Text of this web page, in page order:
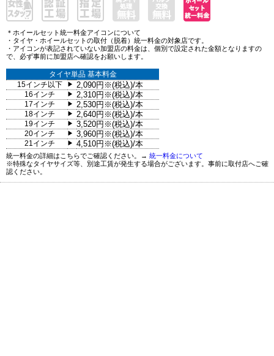
＊ホイールセット統一料金アイコンについて
・タイヤ・ホイールセットの取付（脱着）統一料金の対象店です。
・アイコンが表記されていない加盟店の料金は、個別で設定された金額となりますの
で、必ず事前に加盟店へ確認をお願いします。
タイヤ単品 基本料金
15インチ以下
▶ 2,090円※(税込)/本
16インチ ▶ 2,310円※(税込)/本
17インチ ▶ 2,530円※(税込)/本
18インチ ▶ 2,640円※(税込)/本
19インチ ▶ 3,520円※(税込)/本
20インチ ▶ 3,960円※(税込)/本
21インチ ▶ 4,510円※(税込)/本
統一料金の詳細はこちらでご確認ください。→ 統一料金について
※特殊なタイヤサイズ等、別途工賃が発生する場合がございます。事前に取付店へご確
認ください。